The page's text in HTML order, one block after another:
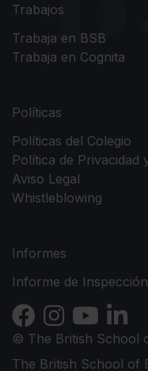
Trabajos
Trabaja en BSB
Trabaja en Cognita
Políticas
Políticas del Colegio
Política de Privacidad
Aviso Legal
Whistleblowing
Informes
Informe de Inspección
© The British School
The British School of